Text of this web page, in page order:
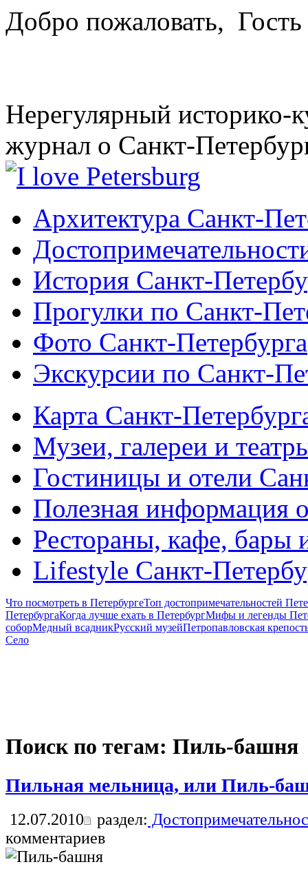
Добро пожаловать, Гость
Нерегулярный историко-
журнал о Санкт-
Архитектура Санкт-
История Санкт-
Прогулки по Санкт-
Фото Санкт-Петербурга
Экскурсии по Санкт-
Карта Санкт-
Музеи, галереи и
Гостиницы и отели
Полезная информация
Рестораны, кафе, бары
Lifestyle Санкт-
Что посмотреть в ПетербургеТоп достопримечательностей
ПетербургаКогда лучше ехать в ПетербургМифы и легенды
соборМедный всадникРусский музейПетропавловская
Село
Поиск по тегам: Пиль-башня
Пильная мельница, или Пиль-
12.07.2010 раздел:
комментариев